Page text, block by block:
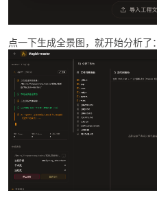
点一下生成全景图，就开始分析了：